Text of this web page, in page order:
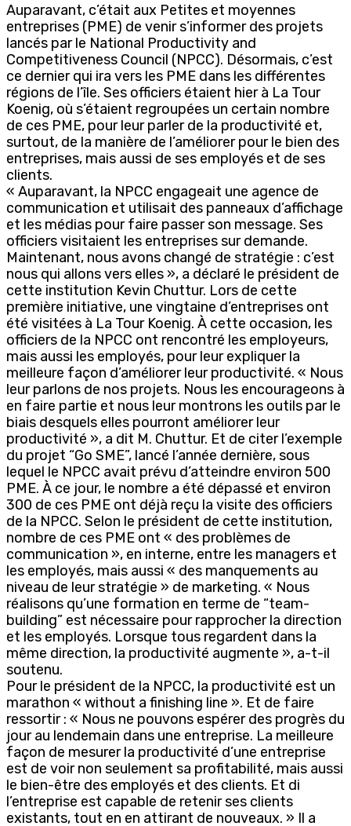
Auparavant, c’était aux Petites et moyennes
entreprises (PME) de venir s’informer des projets
lancés par le National Productivity and
Competitiveness Council (NPCC). Désormais, c’est
ce dernier qui ira vers les PME dans les différentes
régions de l’île. Ses officiers étaient hier à La Tour
Koenig, où s’étaient regroupées un certain nombre
de ces PME, pour leur parler de la productivité et,
surtout, de la manière de l’améliorer pour le bien des
entreprises, mais aussi de ses employés et de ses
clients.
« Auparavant, la NPCC engageait une agence de
communication et utilisait des panneaux d’affichage
et les médias pour faire passer son message. Ses
officiers visitaient les entreprises sur demande.
Maintenant, nous avons changé de stratégie : c’est
nous qui allons vers elles », a déclaré le président de
cette institution Kevin Chuttur. Lors de cette
première initiative, une vingtaine d’entreprises ont
été visitées à La Tour Koenig. À cette occasion, les
officiers de la NPCC ont rencontré les employeurs,
mais aussi les employés, pour leur expliquer la
meilleure façon d’améliorer leur productivité. « Nous
leur parlons de nos projets. Nous les encourageons à
en faire partie et nous leur montrons les outils par le
biais desquels elles pourront améliorer leur
productivité », a dit M. Chuttur. Et de citer l’exemple
du projet “Go SME”, lancé l’année dernière, sous
lequel le NPCC avait prévu d’atteindre environ 500
PME. À ce jour, le nombre a été dépassé et environ
300 de ces PME ont déjà reçu la visite des officiers
de la NPCC. Selon le président de cette institution,
nombre de ces PME ont « des problèmes de
communication », en interne, entre les managers et
les employés, mais aussi « des manquements au
niveau de leur stratégie » de marketing. « Nous
réalisons qu’une formation en terme de “team-
building” est nécessaire pour rapprocher la direction
et les employés. Lorsque tous regardent dans la
même direction, la productivité augmente », a-t-il
soutenu.
Pour le président de la NPCC, la productivité est un
marathon « without a finishing line ». Et de faire
ressortir : « Nous ne pouvons espérer des progrès du
jour au lendemain dans une entreprise. La meilleure
façon de mesurer la productivité d’une entreprise
est de voir non seulement sa profitabilité, mais aussi
le bien-être des employés et des clients. Et di
l’entreprise est capable de retenir ses clients
existants, tout en en attirant de nouveaux. » Il a